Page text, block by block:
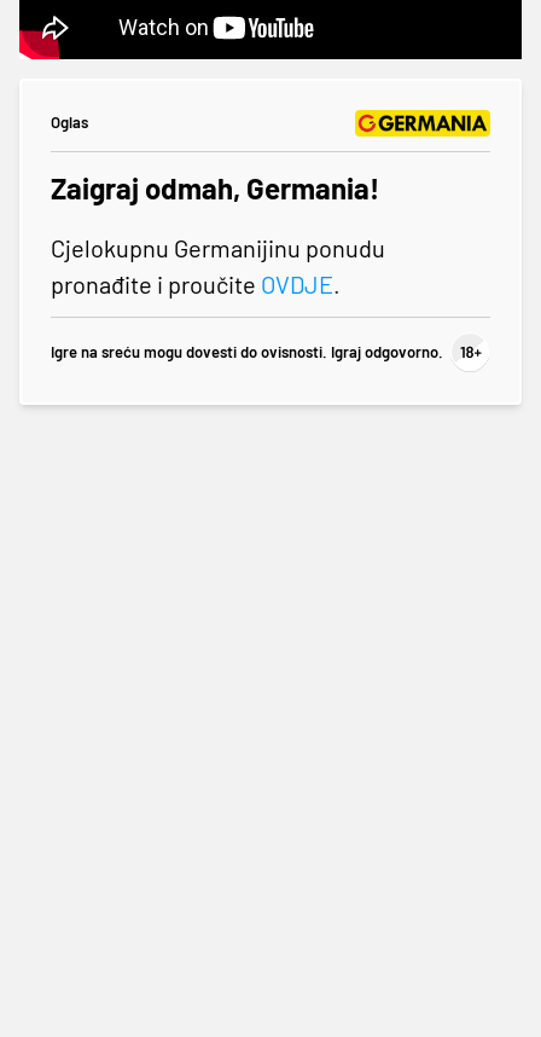
Oglas
Zaigraj odmah, Germania!
Cjelokupnu Germanijinu ponudu
pronađite i proučite OVDJE.
Igre na sreću mogu dovesti do ovisnosti. Igraj odgovorno.